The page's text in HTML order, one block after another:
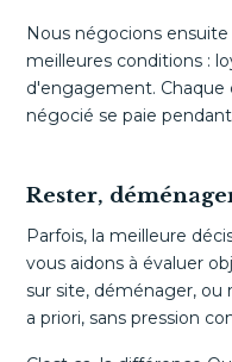
Nous négocions
meilleures conditions :
d'engagement. Chaque
négocié se paie
Rester,
Parfois, la meilleure
vous aidons à évaluer
sur site, déménager, ou
a priori, sans pression